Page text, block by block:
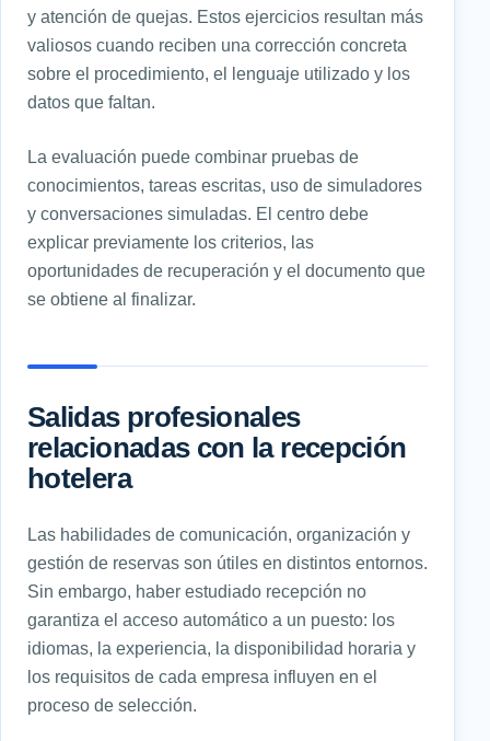
y atención de quejas. Estos ejercicios resultan más
valiosos cuando reciben una corrección concreta
sobre el procedimiento, el lenguaje utilizado y los
datos que faltan.
La evaluación puede combinar pruebas de
conocimientos, tareas escritas, uso de simuladores
y conversaciones simuladas. El centro debe
explicar previamente los criterios, las
oportunidades de recuperación y el documento que
se obtiene al finalizar.
Salidas profesionales
relacionadas con la recepción
hotelera
Las habilidades de comunicación, organización y
gestión de reservas son útiles en distintos entornos.
Sin embargo, haber estudiado recepción no
garantiza el acceso automático a un puesto: los
idiomas, la experiencia, la disponibilidad horaria y
los requisitos de cada empresa influyen en el
proceso de selección.